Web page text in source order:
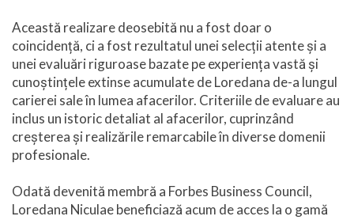
Această realizare deosebită nu a fost doar o
coincidență, ci a fost rezultatul unei selecții atente și a
unei evaluări riguroase bazate pe experiența vastă și
cunoștințele extinse acumulate de Loredana de-a lungul
carierei sale în lumea afacerilor. Criteriile de evaluare au
inclus un istoric detaliat al afacerilor, cuprinzând
creșterea și realizările remarcabile în diverse domenii
profesionale.
Odată devenită membră a Forbes Business Council,
Loredana Niculae beneficiază acum de acces la o gamă